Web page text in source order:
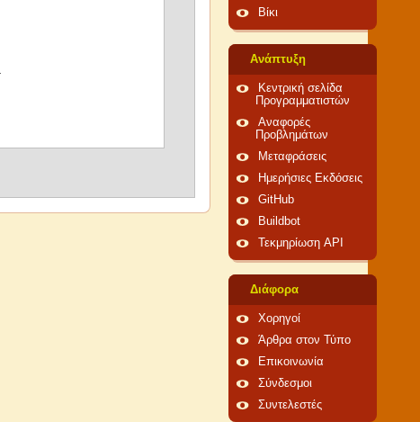
Βίκι
Ανάπτυξη
Κεντρική σελίδα
Προγραμματιστών
Αναφορές
Προβλημάτων
Μεταφράσεις
Ημερήσιες Εκδόσεις
GitHub
Buildbot
Τεκμηρίωση API
Διάφορα
Χορηγοί
Άρθρα στον Τύπο
Επικοινωνία
Σύνδεσμοι
Συντελεστές